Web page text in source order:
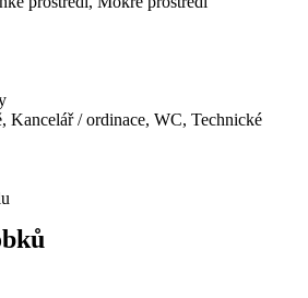
Kancelář / ordinace, WC, Technické